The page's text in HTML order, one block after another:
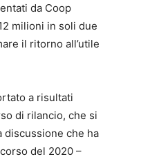
da Coop
milioni in soli due
il ritorno all’utile
a risultati
di rilancio, che si
discussione che ha
del 2020 –